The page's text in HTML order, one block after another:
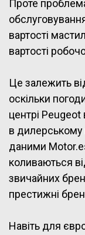
Проте
вартості
вартості
Це залежить
оскільки
центрі Peugeot
в дилерському
даними
коливаються
звичайних
престижні
Навіть для